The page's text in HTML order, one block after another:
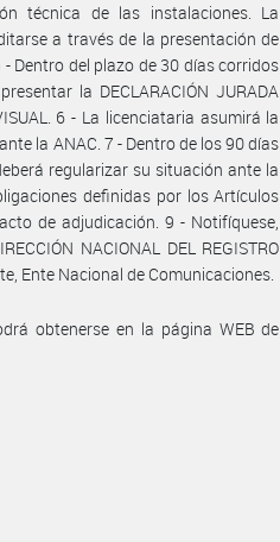
técnica de las instalaciones. La
a través de la presentación de
Dentro del plazo de 30 días corridos
la DECLARACIÓN JURADA
6 - La licenciataria asumirá la
la ANAC. 7 - Dentro de los 90 días
regularizar su situación ante la
definidas por los Artículos
de adjudicación. 9 - Notifíquese,
NACIONAL DEL REGISTRO
Ente Nacional de Comunicaciones.
obtenerse en la página WEB de